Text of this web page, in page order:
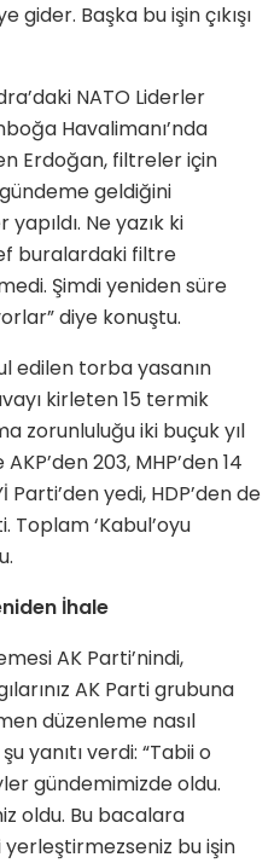
Başka bu işin çıkışı
NATO Liderler
Havalimanı’nda
Erdoğan, filtreler için
geldiğini
Ne yazık ki
buralardaki filtre
Şimdi yeniden süre
diye konuştu.
edilen torba yasanın
kirleten 15 termik
zorunluluğu iki buçuk yıl
203, MHP’den 14
Parti’den yedi, HDP’den de
Toplam ‘Kabul’oyu
İhale
AK Parti’nindi,
AK Parti grubuna
düzenleme nasıl
yanıtı verdi: “Tabii o
gündemimizde oldu.
oldu. Bu bacalara
bu işin